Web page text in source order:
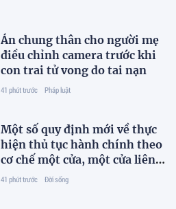
Án chung thân cho người mẹ
điều chỉnh camera trước khi
con trai tử vong do tai nạn
41 phút trước Pháp luật
Một số quy định mới về thực
hiện thủ tục hành chính theo
cơ chế một cửa, một cửa liên
thông
41 phút trước Đời sống